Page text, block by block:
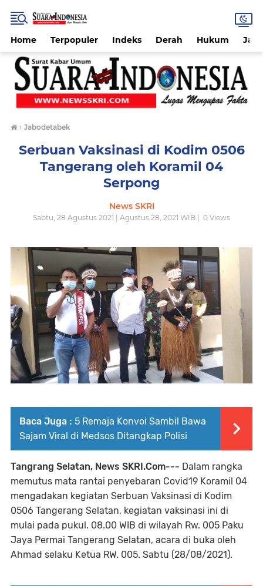
Home Terpopuler Indeks Derah Hukum
› Jabodetabek
Serbuan Vaksinasi di Kodim 0506
Tangerang oleh Koramil 04
Serpong
News SKRI
Sabtu, 28 Agustus 2021 | Agustus 28, 2021 WIB | 0 Views
Baca Juga : 5 Remaja Konvoi Sambil Bawa
Sajam Viral di Medsos Ditangkap Polisi
Tangrang Selatan, News SKRI.Com--- Dalam rangka
memutus mata rantai penyebaran Covid19 Koramil 04
mengadakan kegiatan Serbuan Vaksinasi di Kodim
0506 Tangerang Selatan, kegiatan vaksinasi ini di
mulai pada pukul. 08.00 WIB di wilayah Rw. 005 Paku
Jaya Permai Tangerang Selatan, acara di buka oleh
Ahmad selaku Ketua RW. 005. Sabtu (28/08/2021).